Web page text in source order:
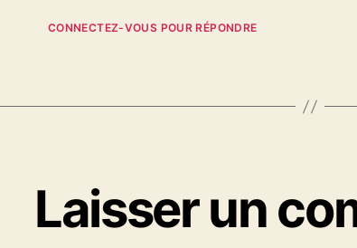
CONNECTEZ-VOUS POUR RÉPONDRE
Laisser un